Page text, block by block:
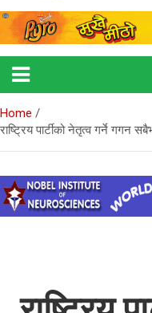
Duhabi Times
Home
राष्ट्रिय पार्टीको नेतृत्व गर्ने गगन